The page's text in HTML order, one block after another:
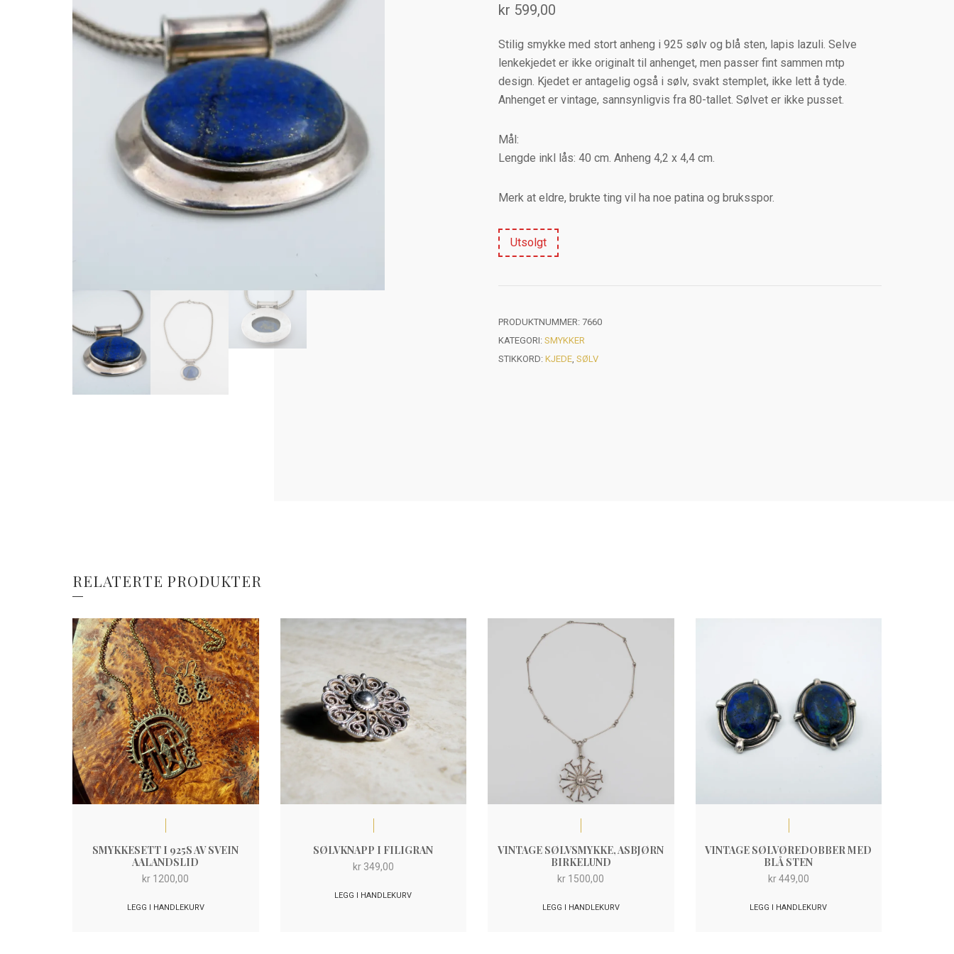
kr 599,00
Stilig smykke med stort anheng i 925 sølv og blå sten, lapis lazuli. Selve
lenkekjedet er ikke originalt til anhenget, men passer fint sammen mtp
design. Kjedet er antagelig også i sølv, svakt stemplet, ikke lett å tyde.
Anhenget er vintage, sannsynligvis fra 80-tallet. Sølvet er ikke pusset.
Mål:
Lengde inkl lås: 40 cm. Anheng 4,2 x 4,4 cm.
Merk at eldre, brukte ting vil ha noe patina og bruksspor.
Utsolgt
PRODUKTNUMMER: 7660
KATEGORI: SMYKKER
STIKKORD: KJEDE, SØLV
RELATERTE PRODUKTER
SMYKKESETT I 925S AV SVEIN
AALANDSLID
kr 1200,00
LEGG I HANDLEKURV
SØLVKNAPP I FILIGRAN
kr349,00
LEGG I HANDLEKURV
VINTAGE SØLVSMYKKE, ASBJØRN
BIRKELUND
kr 1500,00
LEGG I HANDLEKURV
VINTAGE SØLVØREDOBBER MED
BLÅ STEN
kr449,00
LEGG I HANDLEKURV